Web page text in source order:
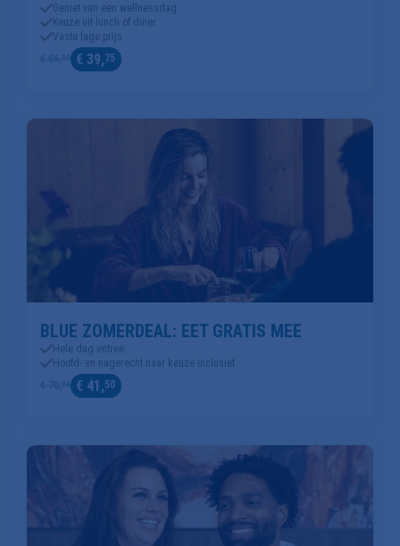
Geniet van een wellnessdag
Keuze uit lunch of diner
Vaste lage prijs
€ 39,75
BLUE ZOMERDEAL: EET GRATIS MEE
Hele dag entree
Hoofd- en nagerecht naar keuze inclusief
€ 41,50